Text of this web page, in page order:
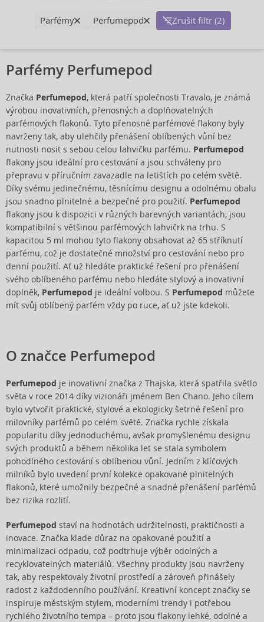
Parfémy Perfumepod Zrušit filtr (2)
Parfémy Perfumepod
Značka Perfumepod, která patří společnosti Travalo, je známá
výrobou inovativních, přenosných a doplňovatelných
parfémových flakonů. Tyto přenosné parfémové flakony byly
navrženy tak, aby ulehčily přenášení oblíbených vůní bez
nutnosti nosit s sebou celou lahvičku parfému. Perfumepod
flakony jsou ideální pro cestování a jsou schváleny pro
přepravu v příručním zavazadle na letištích po celém světě.
Díky svému jedinečnému, těsnícímu designu a odolnému obalu
jsou snadno plnitelné a bezpečné pro použití. Perfumepod
flakony jsou k dispozici v různých barevných variantách, jsou
kompatibilní s většinou parfémových lahvičrk na trhu. S
kapacitou 5 ml mohou tyto flakony obsahovat až 65 stříknutí
parfému, což je dostatečné množství pro cestování nebo pro
denní použití. Ať už hledáte praktické řešení pro přenášení
svého oblíbeného parfému nebo hledáte stylový a inovativní
doplněk, Perfumepod je ideální volbou. S Perfumepod můžete
mít svůj oblíbený parfém vždy po ruce, ať už jste kdekoli.
O značce Perfumepod
Perfumepod je inovativní značka z Thajska, která spatřila světlo
světa v roce 2014 díky vizionáři jménem Ben Chano. Jeho cílem
bylo vytvořit praktické, stylové a ekologicky šetrné řešení pro
milovníky parfémů po celém světě. Značka rychle získala
popularitu díky jednoduchému, avšak promyšlenému designu
svých produktů a během několika let se stala symbolem
pohodlného cestování s oblíbenou vůní. Jedním z klíčových
milníků bylo uvedení první kolekce opakovaně plnitelných
flakonů, které umožnily bezpečné a snadné přenášení parfémů
bez rizika rozlití.
Perfumepod staví na hodnotách udržitelnosti, praktičnosti a
inovace. Značka klade důraz na opakované použití a
minimalizaci odpadu, což podtrhuje výběr odolných a
recyklovatelných materiálů. Všechny produkty jsou navrženy
tak, aby respektovaly životní prostředí a zároveň přinášely
radost z každodenního používání. Kreativní koncept značky se
inspiruje městským stylem, moderními trendy i potřebou
rychlého životního tempa – proto jsou flakony lehké, odolné a